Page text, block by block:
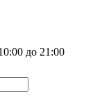
до 21:00